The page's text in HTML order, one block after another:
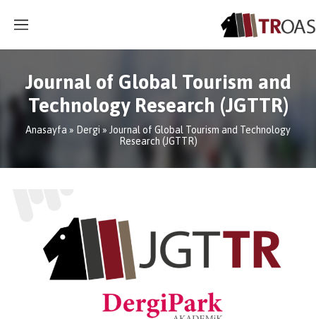
Journal of Global Tourism and
Technology Research (JGTTR)
Anasayfa » Dergi » Journal of Global Tourism and Technology
Research (JGTTR)